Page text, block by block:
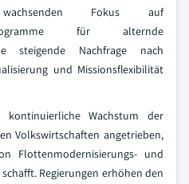
Fokus auf
für alternde
steigende Nachfrage nach
und Missionsflexibilität
Wachstum der
Volkswirtschaften angetrieben,
Flottenmodernisierungs- und
Regierungen erhöhen den